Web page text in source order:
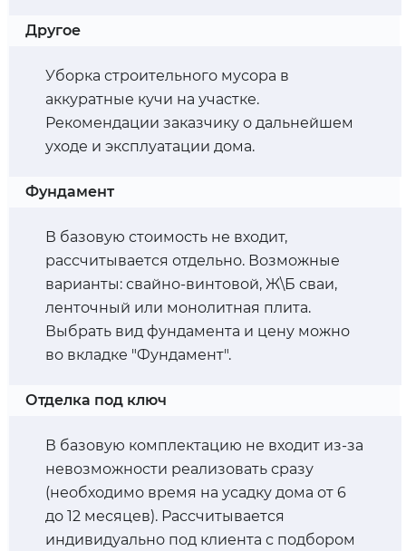
Другое
Уборка строительного мусора в
аккуратные кучи на участке.
Рекомендации заказчику о дальнейшем
уходе и эксплуатации дома.
Фундамент
В базовую стоимость не входит,
рассчитывается отдельно. Возможные
варианты: свайно-винтовой, Ж\Б сваи,
ленточный или монолитная плита.
Выбрать вид фундамента и цену можно
во вкладке "Фундамент".
Отделка под ключ
В базовую комплектацию не входит из-за
невозможности реализовать сразу
(необходимо время на усадку дома от 6
до 12 месяцев). Рассчитывается
индивидуально под клиента с подбором